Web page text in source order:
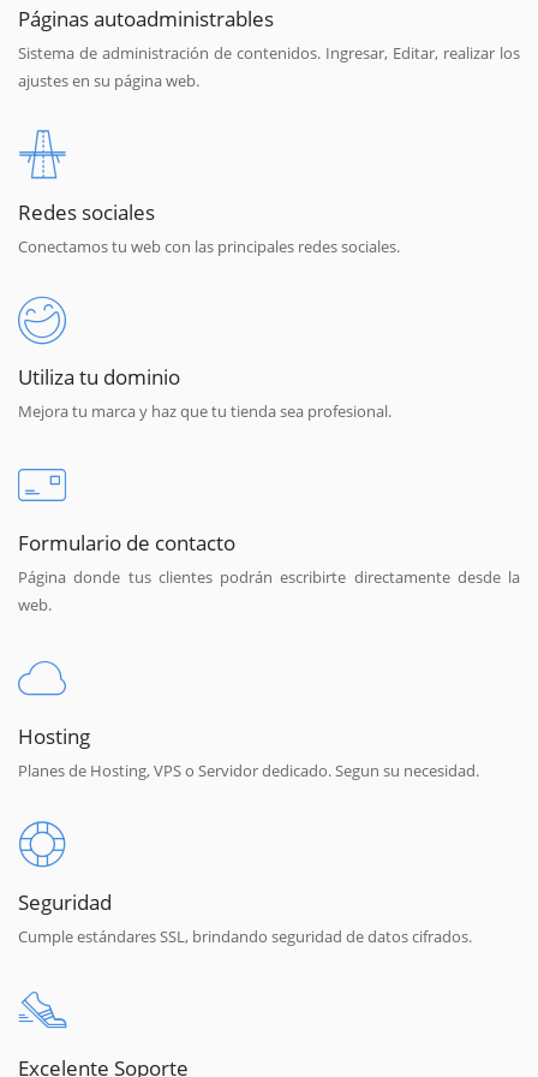
Páginas autoadministrables
Sistema de administración de contenidos. Ingresar, Editar, realizar los
ajustes en su página web.
Redes sociales
Conectamos tu web con las principales redes sociales.
Utiliza tu dominio
Mejora tu marca y haz que tu tienda sea profesional.
Formulario de contacto
Página donde tus clientes podrán escribirte directamente desde la
web.
Hosting
Planes de Hosting, VPS o Servidor dedicado. Segun su necesidad.
Seguridad
Cumple estándares SSL, brindando seguridad de datos cifrados.
Excelente Soporte